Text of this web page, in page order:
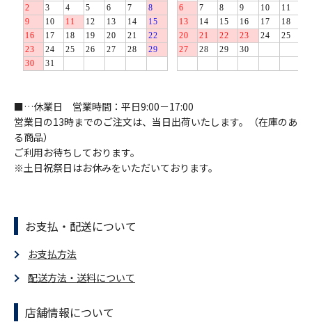
■…休業日 営業時間：平日9:00－17:00
営業日の13時までのご注文は、当日出荷いたします。（在庫のあ
る商品）
ご利用お待ちしております。
※土日祝祭日はお休みをいただいております。
お支払・配送について
お支払方法
配送方法・送料について
店舗情報について